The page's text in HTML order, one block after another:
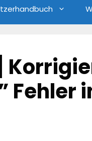
Fehler